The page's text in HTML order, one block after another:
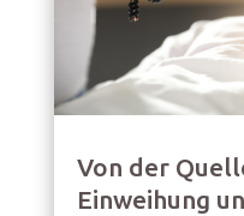
Von der
Einweihung